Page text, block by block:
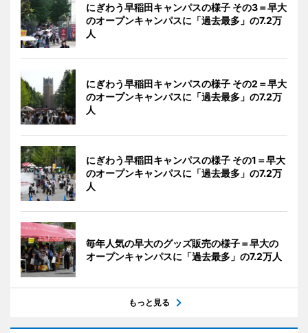
にぎわう早稲田キャンパスの様子 その3＝早大
のオープンキャンパスに「過去最多」の7.2万
人
にぎわう早稲田キャンパスの様子 その2＝早大
のオープンキャンパスに「過去最多」の7.2万
人
にぎわう早稲田キャンパスの様子 その1＝早大
のオープンキャンパスに「過去最多」の7.2万
人
毎年人気の早大のグッズ販売の様子＝早大の
オープンキャンパスに「過去最多」の7.2万人
もっと見る